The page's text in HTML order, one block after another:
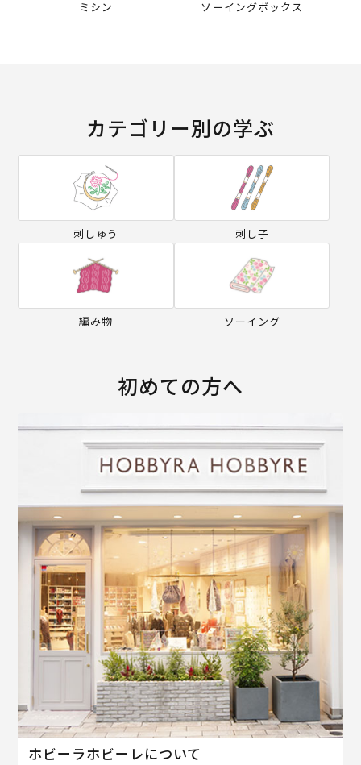
ミシン ソーイングボックス
カテゴリー別の学ぶ
刺しゅう 刺し子
編み物 ソーイング
初めての方へ
ホビーラホビーレについて